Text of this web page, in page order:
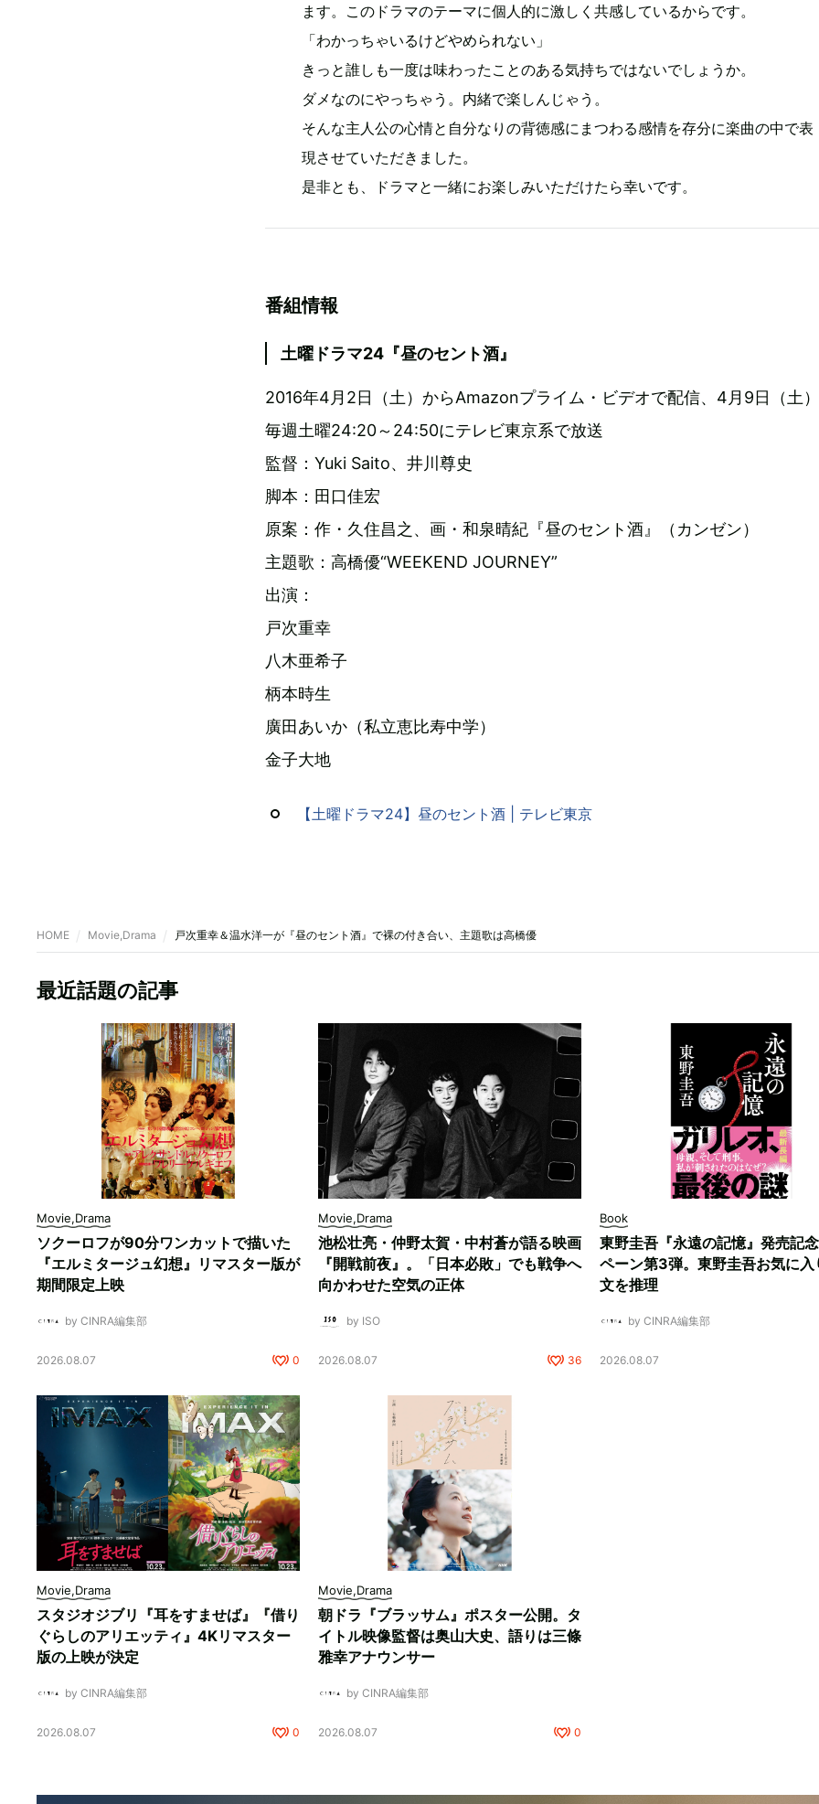
ます。このドラマのテーマに個人的に激しく共感しているからです。
「わかっちゃいるけどやめられない」
きっと誰しも一度は味わったことのある気持ちではないでしょうか。
ダメなのにやっちゃう。内緒で楽しんじゃう。
そんな主人公の心情と自分なりの背徳感にまつわる感情を存分に楽曲の中で表
現させていただきました。
是非とも、ドラマと一緒にお楽しみいただけたら幸いです。
番組情報
土曜ドラマ24『昼のセント酒』
2016年4月2日（土）からAmazonプライム・ビデオで配信、4月9日（土
毎週土曜24:20～24:50にテレビ東京系で放送
監督：Yuki Saito、井川尊史
脚本：田口佳宏
原案：作・久住昌之、画・和泉晴紀『昼のセント酒』（カンゼン）
主題歌：高橋優“WEEKEND JOURNEY”
出演：
戸次重幸
八木亜希子
柄本時生
廣田あいか（私立恵比寿中学）
金子大地
【土曜ドラマ24】昼のセント酒 | テレビ東京
HOME Movie,Drama 戸次重幸＆温水洋一が『昼のセント酒』で裸の付き合い、主題歌は高橋優
最近話題の記事
Movie,Drama
ソクーロフが90分ワンカットで描いた
『エルミタージュ幻想』リマスター版が
期間限定上映
by CINRA編集部
2026.08.07 0
Movie,Drama
池松壮亮・仲野太賀・中村蒼が語る映画
『開戦前夜』。「日本必敗」でも戦争へ
向かわせた空気の正体
by ISO
2026.08.07 36
Book
東野圭吾『永遠の記憶』発売記
ペーン第3弾。東野圭吾お気に入
文を推理
by CINRA編集部
2026.08.07
Movie,Drama
スタジオジブリ『耳をすませば』『借り
ぐらしのアリエッティ』4Kリマスター
版の上映が決定
by CINRA編集部
2026.08.07 0
Movie,Drama
朝ドラ『ブラッサム』ポスター公開。タ
イトル映像監督は奥山大史、語りは三條
雅幸アナウンサー
by CINRA編集部
2026.08.07 0